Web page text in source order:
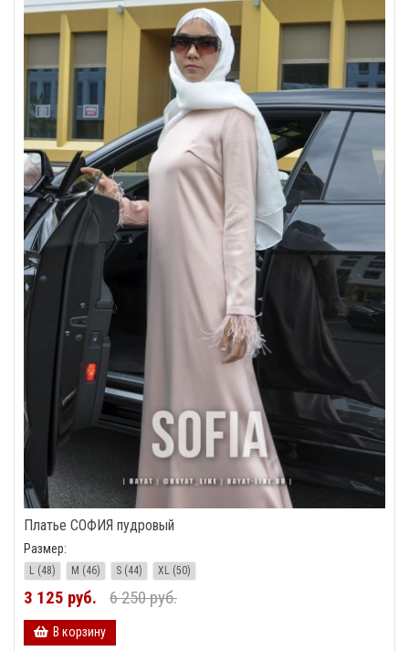
Платье СОФИЯ пудровый
Размер:
L (48) M (46) S (44) XL (50)
3 125 руб. 6 250 руб.
В корзину